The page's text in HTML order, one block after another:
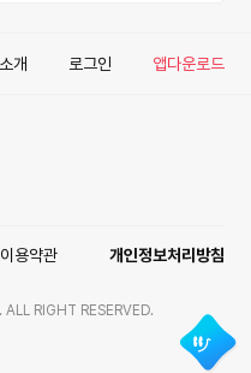
개 로그인 앱다운로드
이용약관 개인정보처리방침
RIGHT RESERVED.